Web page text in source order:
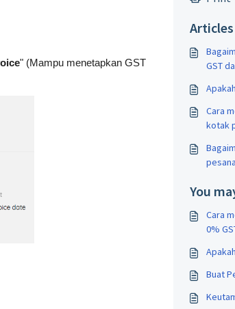
" (Mampu menetapkan GST
GST
Cara
kotak
You
Cara
0%
Buat